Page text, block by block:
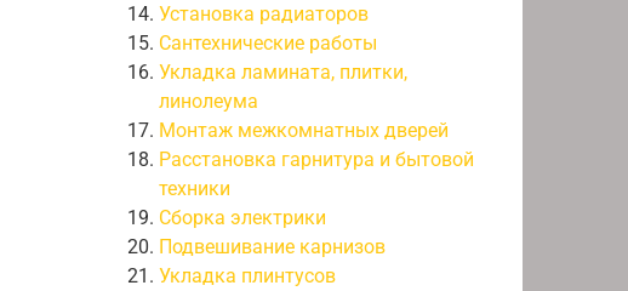
Установка радиаторов
Сантехнические работы
Укладка ламината, плитки,
линолеума
Монтаж межкомнатных дверей
Расстановка гарнитура и бытовой
техники
Сборка электрики
Подвешивание карнизов
Укладка плинтусов